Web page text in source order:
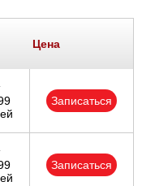
Цена
Записаться
Записаться